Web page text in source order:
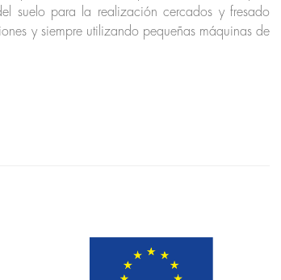
suelo para la realización cercados y fresado
y siempre utilizando pequeñas máquinas de